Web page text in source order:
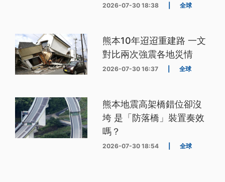
2026-07-30 18:38 全球
熊本10年迢迢重建路 一文
對比兩次強震各地災情
2026-07-30 16:37 全球
熊本地震高架橋錯位卻沒
垮 是「防落橋」裝置奏效
嗎？
2026-07-30 18:54 全球